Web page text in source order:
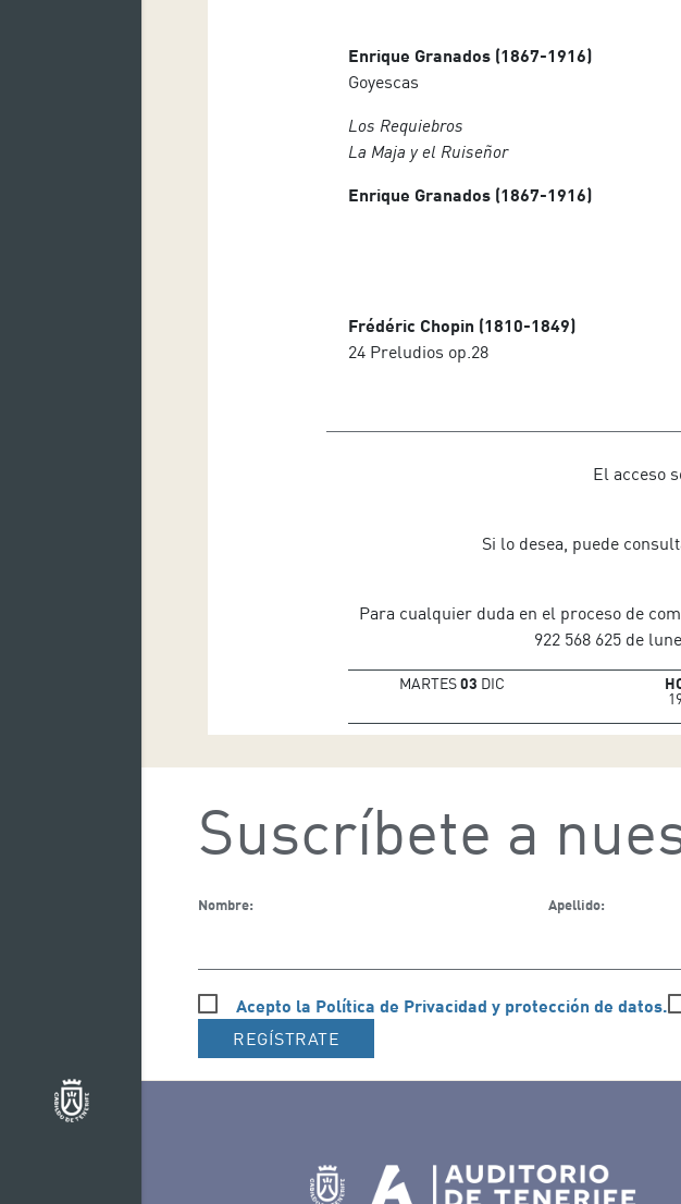
Enrique Granados (1867-1916)
Goyescas
Los Requiebros
La Maja y el Ruiseñor
Enrique Granados (1867-1916)
Frédéric Chopin (1810-1849)
24 Preludios op.28
El acceso
Si lo desea, puede
Para cualquier duda en el proceso de
922 568 625 de
MARTES03 DIC
Suscríbete a
Nombre: Apellido:
Acepto la Política de Privacidad y protección de datos.
REGÍSTRATE